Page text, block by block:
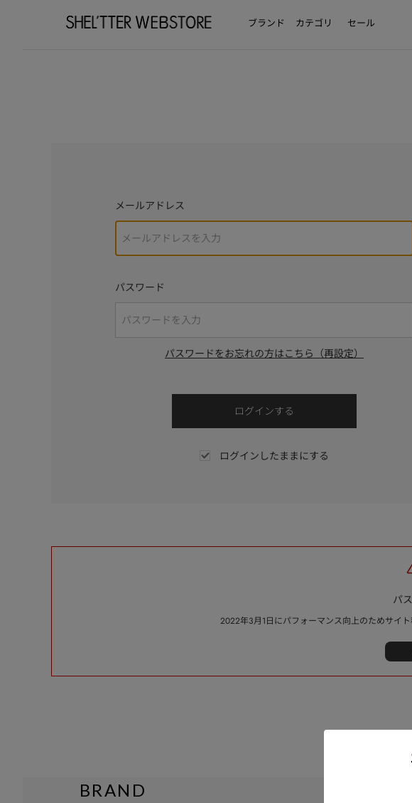
ブランド カテゴリ セール
メールアドレス
パスワード
パスワードをお忘れの方はこちら（再設定）
ログインしたままにする
パ
2022年3月1日にパフォーマンス向上のためサイ
BRAND